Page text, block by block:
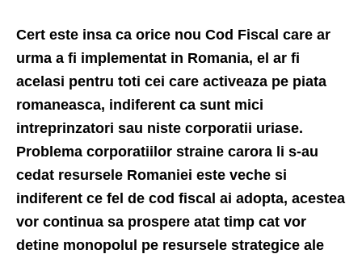
Cert este insa ca orice nou Cod Fiscal care ar
urma a fi implementat in Romania, el ar fi
acelasi pentru toti cei care activeaza pe piata
romaneasca, indiferent ca sunt mici
intreprinzatori sau niste corporatii uriase.
Problema corporatiilor straine carora li s-au
cedat resursele Romaniei este veche si
indiferent ce fel de cod fiscal ai adopta, acestea
vor continua sa prospere atat timp cat vor
detine monopolul pe resursele strategice ale